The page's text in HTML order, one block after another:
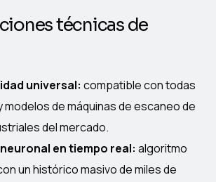
técnicas de
universal: compatible con todas
modelos de máquinas de escaneo de
del mercado.
en tiempo real: algoritmo
un histórico masivo de miles de